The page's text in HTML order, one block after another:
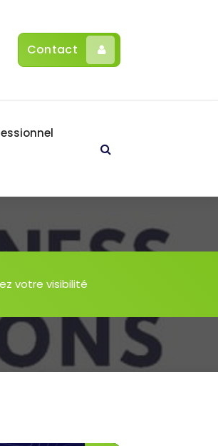
Contact
votre visibilité